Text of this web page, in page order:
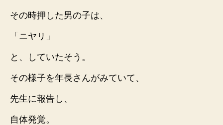
その時押した男の子は、
「ニヤリ」
と、していたそう。
その様子を年長さんがみていて、
先生に報告し、
自体発覚。